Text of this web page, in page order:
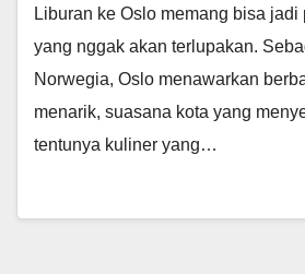
Liburan ke Oslo memang bisa jadi
yang nggak akan terlupakan.
Norwegia, Oslo menawarkan
menarik, suasana kota yang
tentunya kuliner yang…